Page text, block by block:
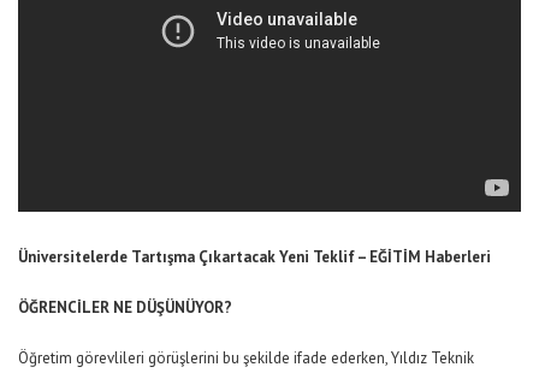
Üniversitelerde Tartışma Çıkartacak Yeni Teklif – EĞİTİM Haberleri
ÖĞRENCİLER NE DÜŞÜNÜYOR?
Öğretim görevlileri görüşlerini bu şekilde ifade ederken, Yıldız Teknik